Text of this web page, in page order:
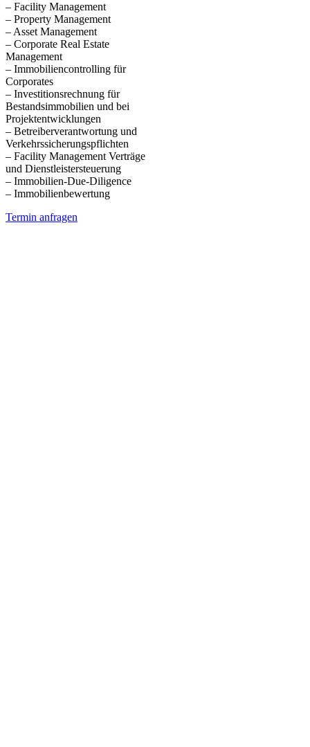
– Facility Management
– Property Management
– Asset Management
– Corporate Real Estate
Management
– Immobiliencontrolling für
Corporates
– Investitionsrechnung für
Bestandsimmobilien und bei
Projektentwicklungen
– Betreiberverantwortung und
Verkehrssicherungspflichten
– Facility Management Verträge
und Dienstleistersteuerung
– Immobilien-Due-Diligence
– Immobilienbewertung
Termin anfragen